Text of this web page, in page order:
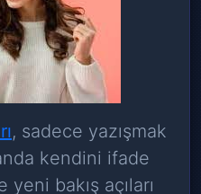
, sadece yazışmak
kendini ifade
bakış açıları